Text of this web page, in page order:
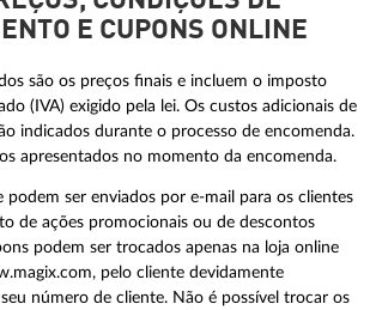
E CUPONS ONLINE
são os preços finais e incluem o imposto
(IVA) exigido pela lei. Os custos adicionais de
indicados durante o processo de encomenda.
apresentados no momento da encomenda.
podem ser enviados por e-mail para os clientes
de ações promocionais ou de descontos
podem ser trocados apenas na loja online
pelo cliente devidamente
número de cliente. Não é possível trocar os